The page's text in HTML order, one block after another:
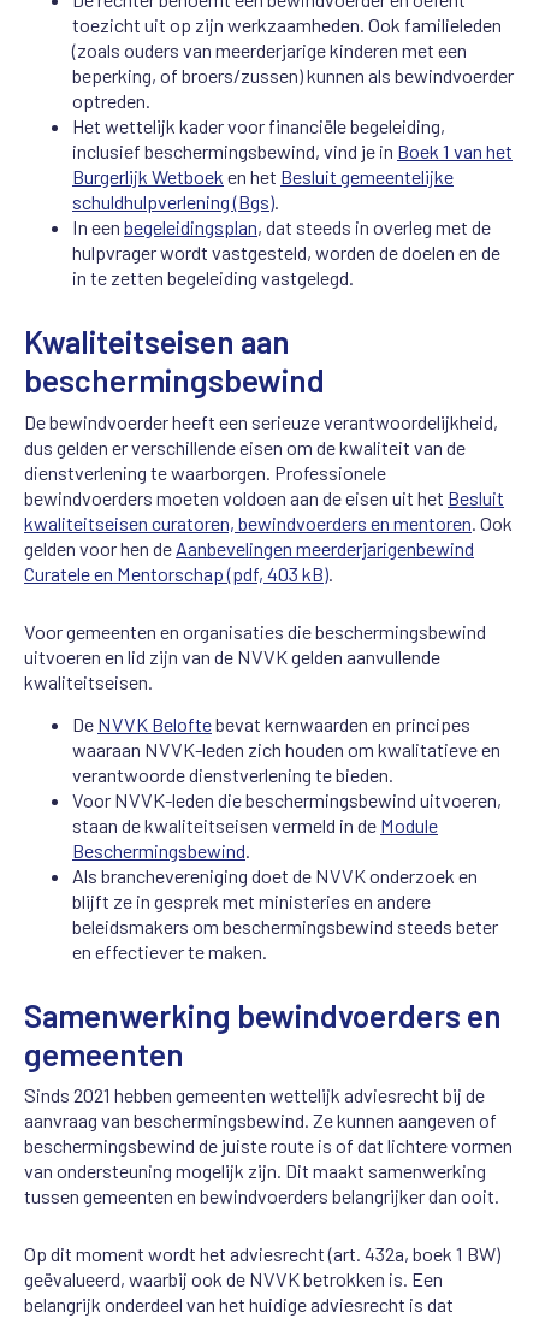
toezicht uit op zijn werkzaamheden. Ook familieleden
(zoals ouders van meerderjarige kinderen met een
beperking, of broers/zussen) kunnen als bewindvoerder
optreden.
Het wettelijk kader voor financiële begeleiding,
inclusief beschermingsbewind, vind je in Boek 1 van het
Burgerlijk Wetboek en het Besluit gemeentelijke
schuldhulpverlening (Bgs).
In een begeleidingsplan, dat steeds in overleg met de
hulpvrager wordt vastgesteld, worden de doelen en de
in te zetten begeleiding vastgelegd.
Kwaliteitseisen aan
beschermingsbewind
De bewindvoerder heeft een serieuze verantwoordelijkheid,
dus gelden er verschillende eisen om de kwaliteit van de
dienstverlening te waarborgen. Professionele
bewindvoerders moeten voldoen aan de eisen uit het Besluit
kwaliteitseisen curatoren, bewindvoerders en mentoren. Ook
gelden voor hen de Aanbevelingen meerderjarigenbewind
Curatele en Mentorschap (pdf, 403 kB).
Voor gemeenten en organisaties die beschermingsbewind
uitvoeren en lid zijn van de NVVK gelden aanvullende
kwaliteitseisen.
De NVVK Beloftebevat kernwaarden en principes
waaraan NVVK-leden zich houden om kwalitatieve en
verantwoorde dienstverlening te bieden.
Voor NVVK-leden die beschermingsbewind uitvoeren,
staan de kwaliteitseisen vermeld in de Module
Beschermingsbewind
Als branchevereniging doet de NVVK onderzoek en
blijft ze in gesprek met ministeries en andere
beleidsmakers om beschermingsbewind steeds beter
en effectiever te maken.
Samenwerking bewindvoerders en
gemeenten
Sinds 2021 hebben gemeenten wettelijk adviesrecht bij de
aanvraag van beschermingsbewind. Ze kunnen aangeven of
beschermingsbewind de juiste route is of dat lichtere vormen
van ondersteuning mogelijk zijn. Dit maakt samenwerking
tussen gemeenten en bewindvoerders belangrijker dan ooit.
Op dit moment wordt het adviesrecht (art. 432a, boek 1 BW)
geëvalueerd, waarbij ook de NVVK betrokken is. Een
belangrijk onderdeel van het huidige adviesrecht is dat